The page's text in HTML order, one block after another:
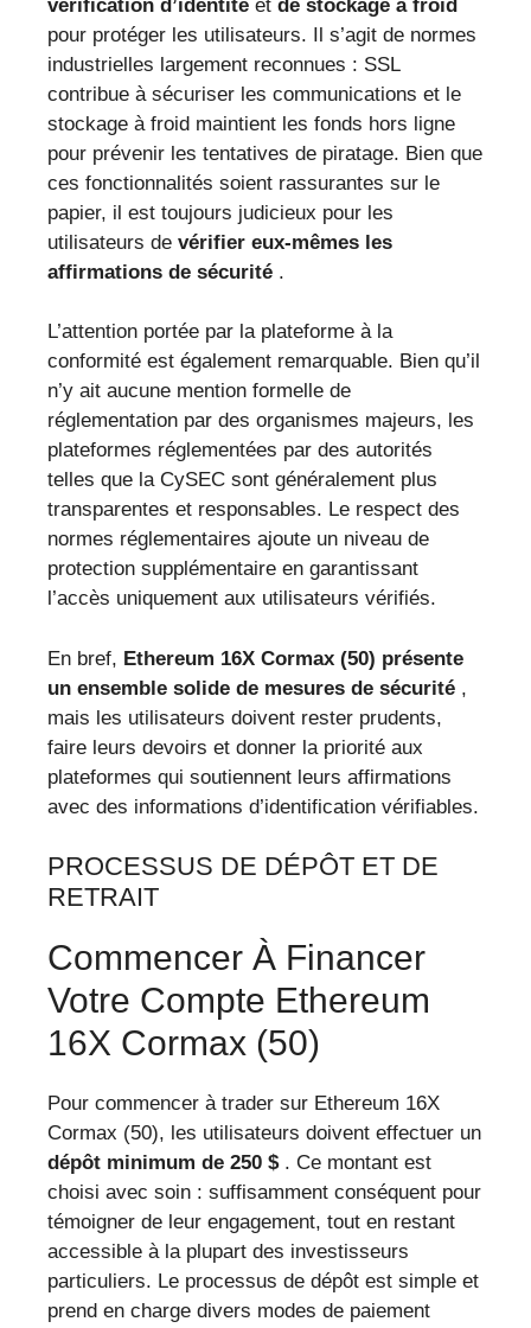
vérification d’identité et de stockage à froid
pour protéger les utilisateurs. Il s’agit de normes
industrielles largement reconnues : SSL
contribue à sécuriser les communications et le
stockage à froid maintient les fonds hors ligne
pour prévenir les tentatives de piratage. Bien que
ces fonctionnalités soient rassurantes sur le
papier, il est toujours judicieux pour les
utilisateurs de vérifier eux-mêmes les
affirmations de sécurité .
L’attention portée par la plateforme à la
conformité est également remarquable. Bien qu’il
n’y ait aucune mention formelle de
réglementation par des organismes majeurs, les
plateformes réglementées par des autorités
telles que la CySEC sont généralement plus
transparentes et responsables. Le respect des
normes réglementaires ajoute un niveau de
protection supplémentaire en garantissant
l’accès uniquement aux utilisateurs vérifiés.
En bref, Ethereum 16X Cormax (50) présente
un ensemble solide de mesures de sécurité ,
mais les utilisateurs doivent rester prudents,
faire leurs devoirs et donner la priorité aux
plateformes qui soutiennent leurs affirmations
avec des informations d’identification vérifiables.
PROCESSUS DE DÉPÔT ET DE
RETRAIT
Commencer À Financer
Votre Compte Ethereum
16X Cormax (50)
Pour commencer à trader sur Ethereum 16X
Cormax (50), les utilisateurs doivent effectuer un
dépôt minimum de 250 $. Ce montant est
choisi avec soin : suffisamment conséquent pour
témoigner de leur engagement, tout en restant
accessible à la plupart des investisseurs
particuliers. Le processus de dépôt est simple et
prend en charge divers modes de paiement